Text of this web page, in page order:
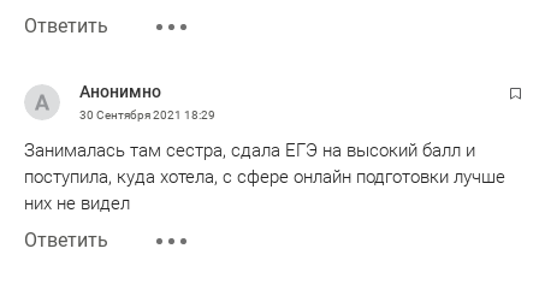
Ответить
Анонимно
30 Сентября 2021 18:29
Занималась там сестра, сдала ЕГЭ на высокий балл и
поступила, куда хотела, с сфере онлайн подготовки лучше
них не видел
Ответить